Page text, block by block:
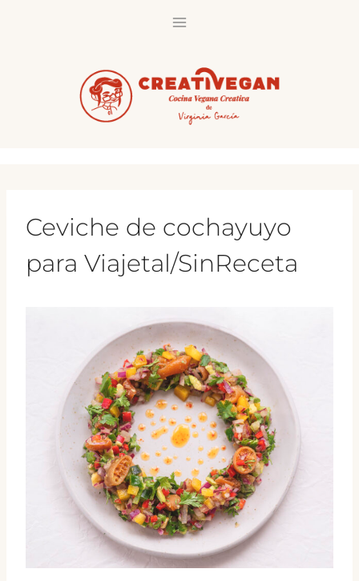
Ceviche de cochayuyo
para Viajetal/SinReceta